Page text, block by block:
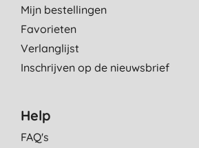
Mijn bestellingen
Favorieten
Verlanglijst
Inschrijven op de nieuwsbrief
Help
FAQ's